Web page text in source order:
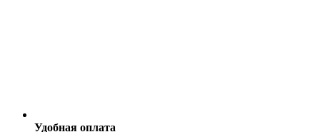
Удобная оплата